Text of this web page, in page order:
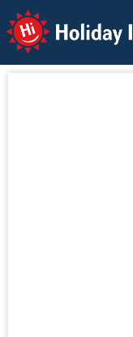
Holiday Info